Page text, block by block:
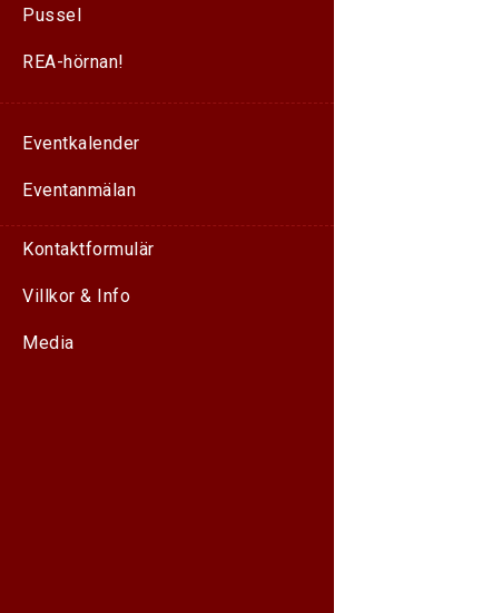
Pussel
REA-hörnan!
Eventkalender
Eventanmälan
Kontaktformulär
Villkor & Info
Media